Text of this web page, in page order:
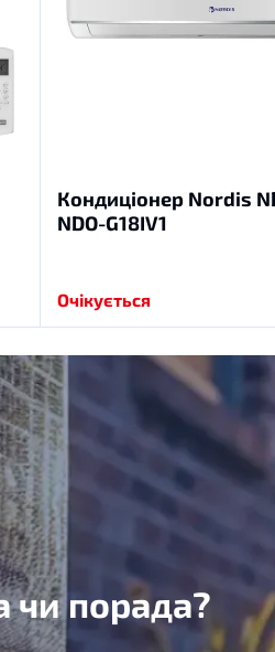
Кондиціонер Nordis
NDO-G18IV1
Очікується
чи порада?